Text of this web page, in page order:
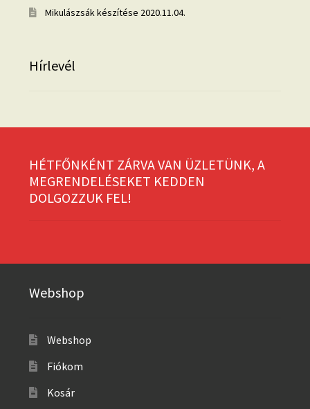
Mikulászsák készítése 2020.11.04.
Hírlevél
HÉTFŐNKÉNT ZÁRVA VAN ÜZLETÜNK, A
MEGRENDELÉSEKET KEDDEN
DOLGOZZUK FEL!
Webshop
Webshop
Fiókom
Kosár